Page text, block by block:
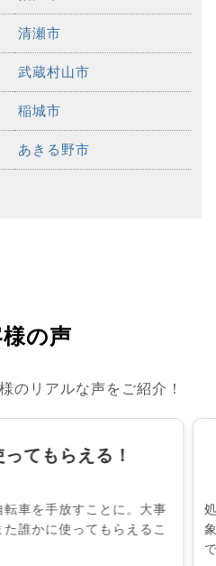
清瀬市
武蔵村山市
稲城市
あきる野市
の声
のリアルな声をご紹介！
てもらえる！
車を手放すことに。大事
誰かに使ってもらえるこ